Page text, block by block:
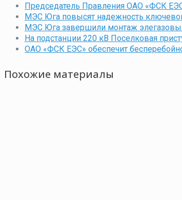
Председатель Правления ОАО «ФСК
МЭС Юга повысят надежность
МЭС Юга завершили монтаж
На подстанции 220 кВ Поселковая
ОАО «ФСК ЕЭС» обеспечит
Похожие материалы